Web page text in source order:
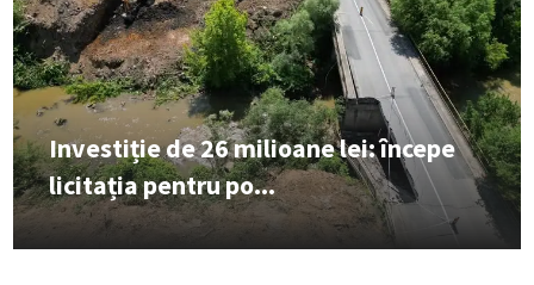
Investiție de 26 milioane lei: începe
licitația pentru po...